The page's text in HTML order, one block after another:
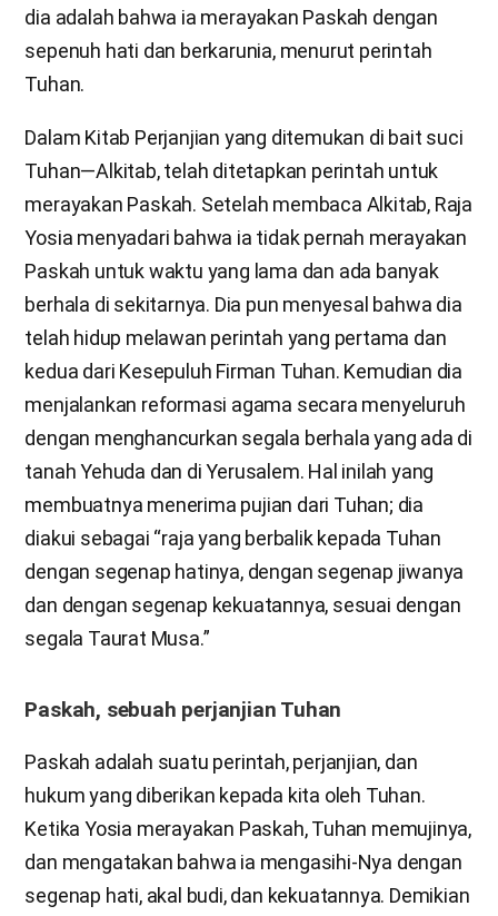
dia adalah bahwa ia merayakan Paskah dengan
sepenuh hati dan berkarunia, menurut perintah
Tuhan.
Dalam Kitab Perjanjian yang ditemukan di bait suci
Tuhan—Alkitab, telah ditetapkan perintah untuk
merayakan Paskah. Setelah membaca Alkitab, Raja
Yosia menyadari bahwa ia tidak pernah merayakan
Paskah untuk waktu yang lama dan ada banyak
berhala di sekitarnya. Dia pun menyesal bahwa dia
telah hidup melawan perintah yang pertama dan
kedua dari Kesepuluh Firman Tuhan. Kemudian dia
menjalankan reformasi agama secara menyeluruh
dengan menghancurkan segala berhala yang ada di
tanah Yehuda dan di Yerusalem. Hal inilah yang
membuatnya menerima pujian dari Tuhan; dia
diakui sebagai “raja yang berbalik kepada Tuhan
dengan segenap hatinya, dengan segenap jiwanya
dan dengan segenap kekuatannya, sesuai dengan
segala Taurat Musa.”
Paskah, sebuah perjanjian Tuhan
Paskah adalah suatu perintah, perjanjian, dan
hukum yang diberikan kepada kita oleh Tuhan.
Ketika Yosia merayakan Paskah, Tuhan memujinya,
dan mengatakan bahwa ia mengasihi-Nya dengan
segenap hati, akal budi, dan kekuatannya. Demikian